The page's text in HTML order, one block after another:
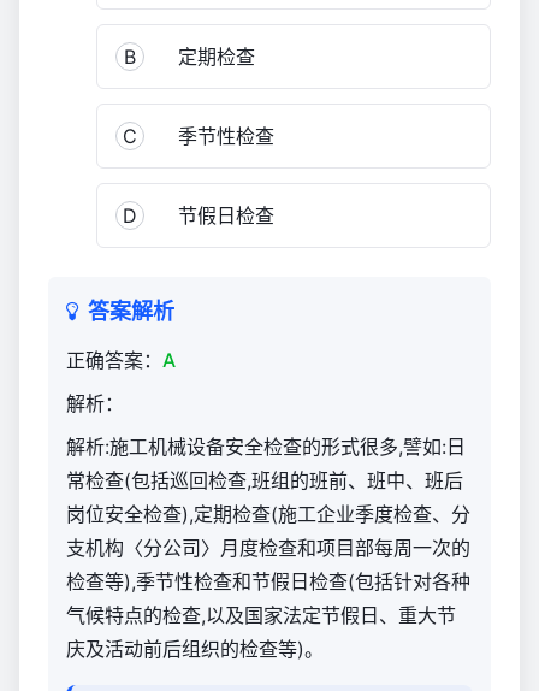
B 定期检查
C 季节性检查
D 节假日检查
答案解析
正确答案： A
解析：
解析:施工机械设备安全检查的形式很多,譬如:日
常检查(包括巡回检查,班组的班前、班中、班后
岗位安全检查),定期检查(施工企业季度检查、分
支机构〈分公司〉月度检查和项目部每周一次的
检查等),季节性检查和节假日检查(包括针对各种
气候特点的检查,以及国家法定节假日、重大节
庆及活动前后组织的检查等)。